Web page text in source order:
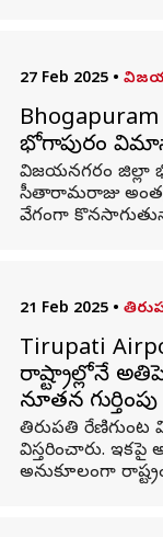
27 Feb 2025 •
భోగాపురం
విజయనగరం జిల్లా
సీతారామరాజు
వేగంగా
21 Feb 2025 •
Tirupati
రాష్ట్రాల్లోనే
నూతన గుర్తింపు
తిరుపతి
విస్తరించారు.
అనుకూలంగా